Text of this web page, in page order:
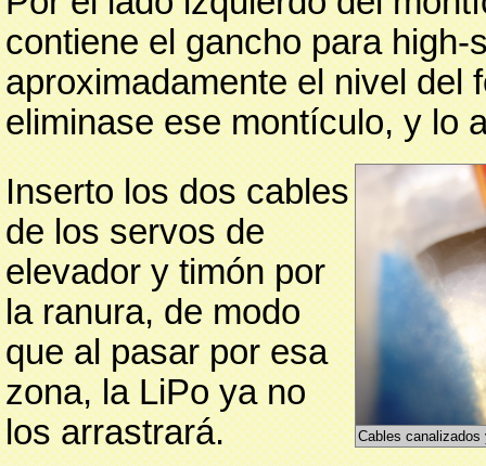
contiene el gancho para
aproximadamente el nivel del
eliminase ese montículo, y lo
Cables canalizados
Inserto los dos cables
de los servos de
elevador y timón por
la ranura, de modo
que al pasar por esa
zona, la LiPo ya no
los arrastrará.